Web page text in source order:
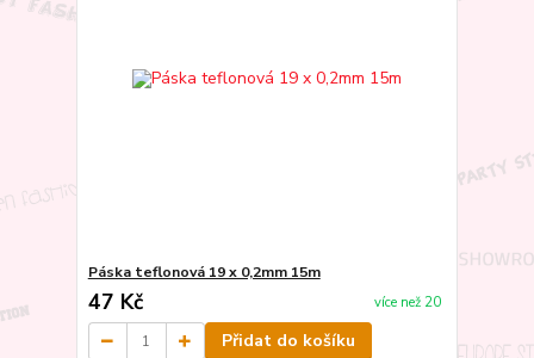
Páska teflonová 19 x 0,2mm 15m
47 Kč více než 20
Přidat do košíku